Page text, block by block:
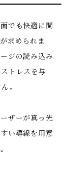
でも快適に閲
求められま
ジの読み込み
トレスを与
。
ザーが真っ先
い導線を用意